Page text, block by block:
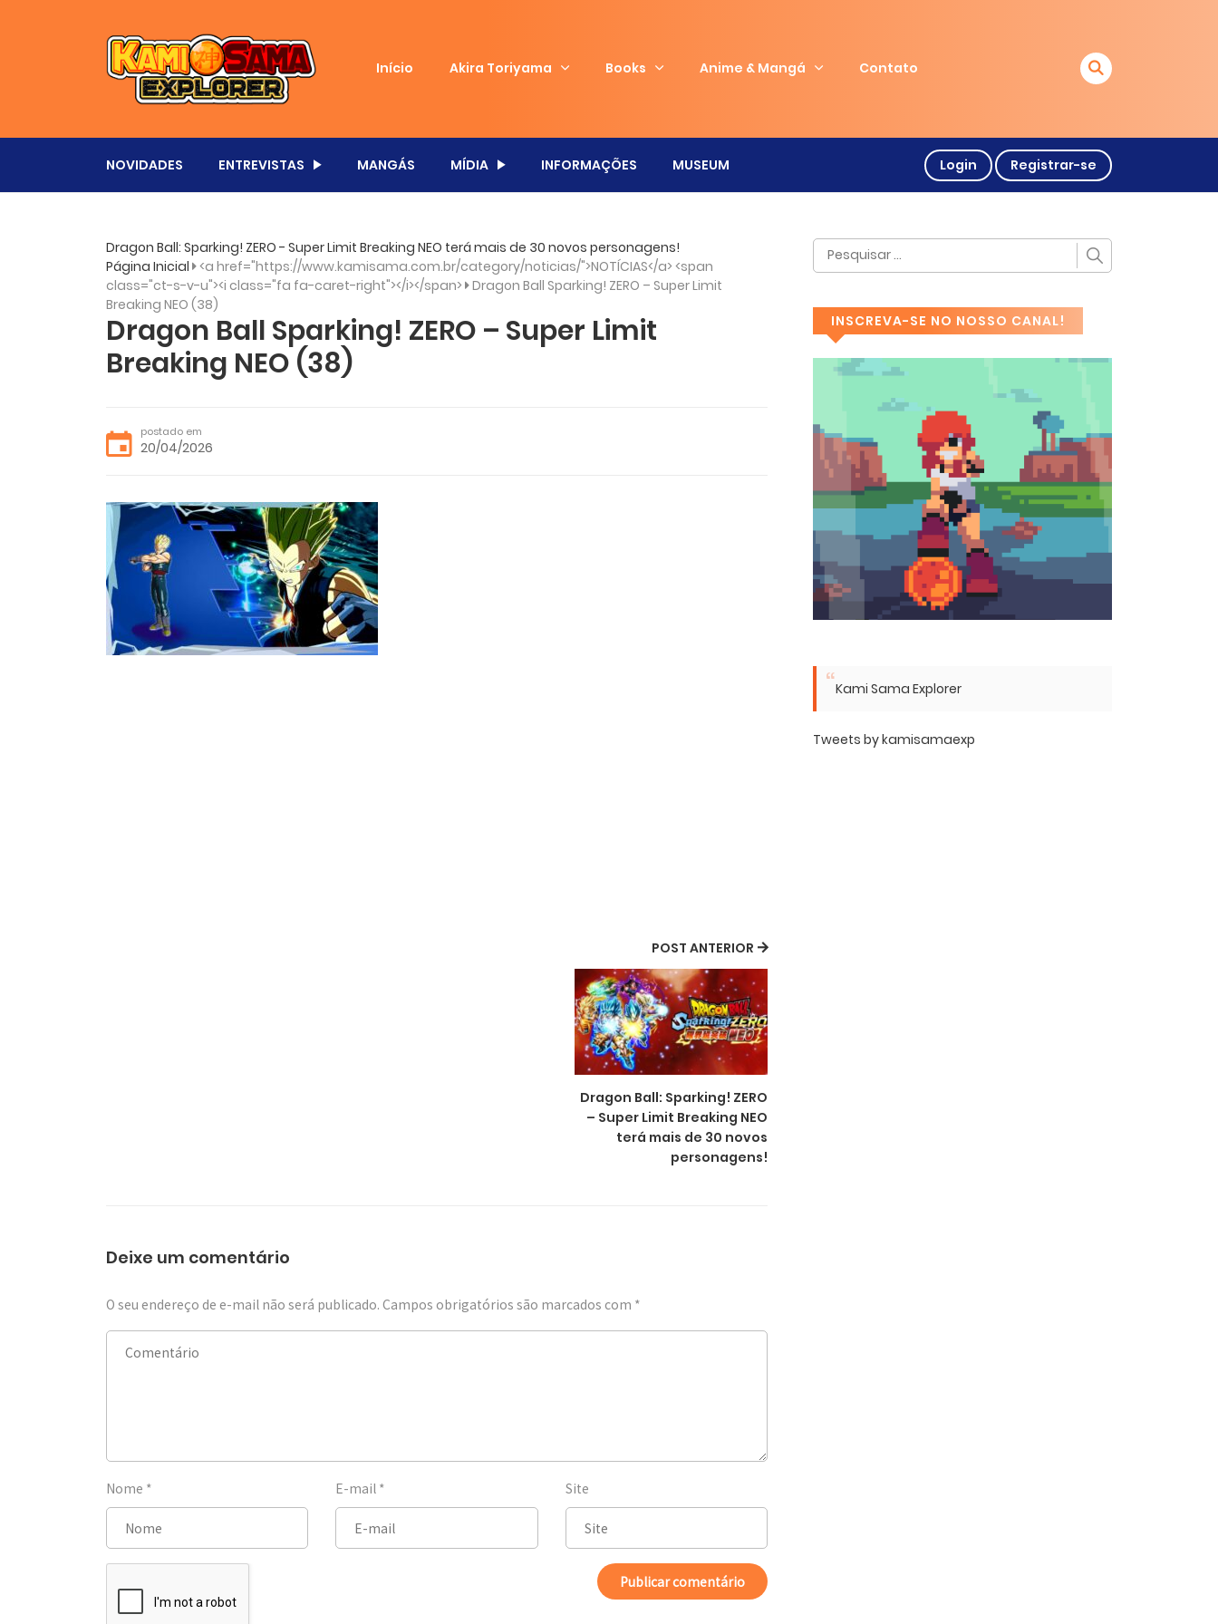
Início Akira Toriyama Books Anime & Mangá Contato
NOVIDADES ENTREVISTAS MANGÁS MÍDIA INFORMAÇÕES MUSEUM Login Registrar-se
Dragon Ball: Sparking! ZERO - Super Limit Breaking NEO terá mais de 30 novos personagens!
Página Inicial <a href="https://www.kamisama.com.br/category/noticias/">NOTÍCIAS</a> <span
class="ct-s-v-u"><i class="fa fa-caret-right"></i></span> Dragon Ball Sparking! ZERO – Super Limit
Breaking NEO (38)
Dragon Ball Sparking! ZERO – Super Limit
Breaking NEO (38)
postado em
20/04/2026
POST ANTERIOR
Dragon Ball: Sparking! ZERO
– Super Limit Breaking NEO
terá mais de 30 novos
personagens!
Deixe um comentário
O seu endereço de e-mail não será publicado. Campos obrigatórios são marcados com *
Nome * E-mail * Site
INSCREVA-SE NO NOSSO CANAL!
Kami Sama Explorer
Tweets by kamisamaexp